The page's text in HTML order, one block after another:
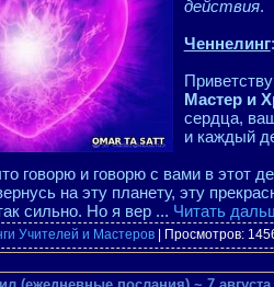
действия.
Ченнелинг:
Мастер и
сердца,
и каждый
говорю и говорю с вами в
на эту планету, эту
сильно. Но я вер ... Читать
Учителей и Мастеров | Просмотров: